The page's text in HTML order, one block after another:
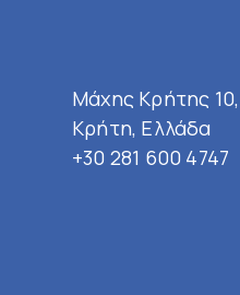
Μάχης Κρήτης 10,
Κρήτη, Ελλάδα
+30 281 600 4747